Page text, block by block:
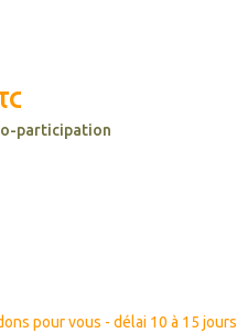
participation
pour vous - délai 10 à 15 jours